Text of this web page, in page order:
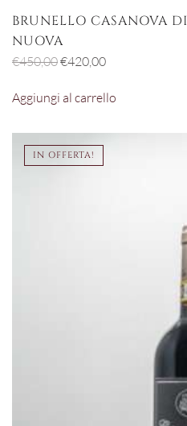
BRUNELLO CASANOVA
NUOVA
€450,00Il
originale
€450,00.
€420,00Il
attuale
€420,00.
Aggiungi al carrello
IN OFFERTA!